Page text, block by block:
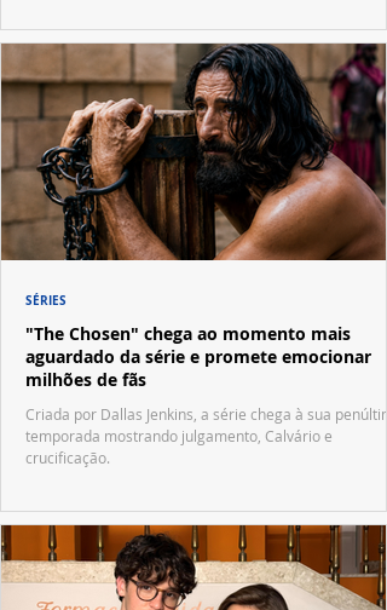
"The Chosen" chega ao momento mais
aguardado da série e promete emocionar
milhões de fãs
Criada por Dallas Jenkins, a série chega à sua
temporada mostrando julgamento, Calvário e
crucificação.
SÉRIES